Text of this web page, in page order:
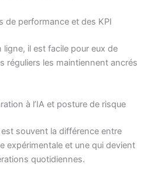
de performance et des KPI
il est facile pour eux de
réguliers les maintiennent ancrés
à l’IA et posture de risque
souvent la différence entre
expérimentale et une qui devient
quotidiennes.